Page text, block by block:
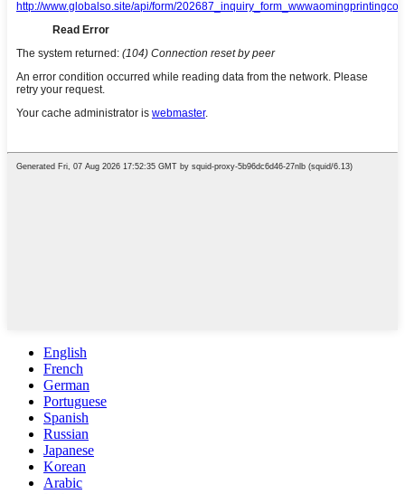
English
French
German
Portuguese
Spanish
Russian
Japanese
Korean
Arabic